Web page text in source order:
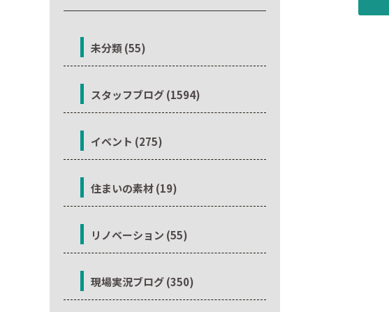
未分類 (55)
スタッフブログ (1594)
イベント (275)
住まいの素材 (19)
リノベーション (55)
現場実況ブログ (350)